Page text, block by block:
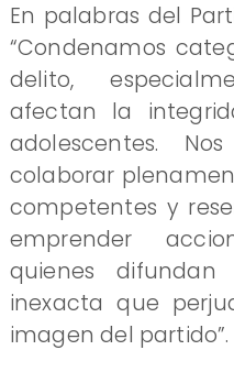
En palabras del
“Condenamos
delito,
afectan la
adolescentes.
colaborar
competentes y
emprender
quienes
inexacta que
imagen del partido”.